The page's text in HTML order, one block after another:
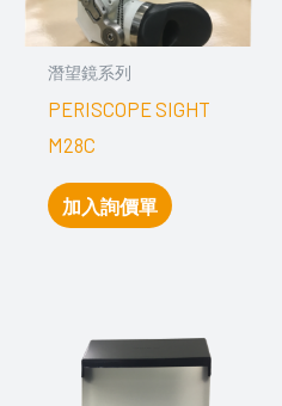
潛望鏡系列
PERISCOPE SIGHT
M28C
加入詢價單